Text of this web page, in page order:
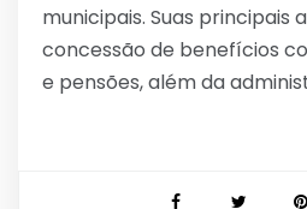
municipais. Suas principais
concessão de benefícios
e pensões, além da